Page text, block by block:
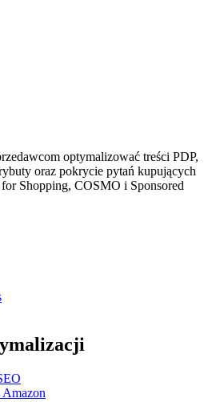
optymalizować treści PDP,
oraz pokrycie pytań kupujących
Shopping, COSMO i Sponsored